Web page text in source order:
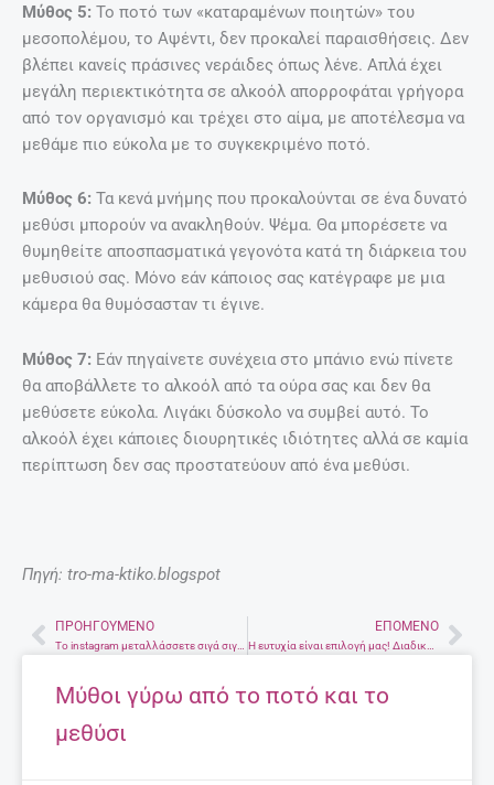
Μύθος 5: Το ποτό των «καταραμένων ποιητών» του
μεσοπολέμου, το Αψέντι, δεν προκαλεί παραισθήσεις. Δεν
βλέπει κανείς πράσινες νεράιδες όπως λένε. Απλά έχει
μεγάλη περιεκτικότητα σε αλκοόλ απορροφάται γρήγορα
από τον οργανισμό και τρέχει στο αίμα, με αποτέλεσμα να
μεθάμε πιο εύκολα με το συγκεκριμένο ποτό.
Μύθος 6: Τα κενά μνήμης που προκαλούνται σε ένα δυνατό
μεθύσι μπορούν να ανακληθούν. Ψέμα. Θα μπορέσετε να
θυμηθείτε αποσπασματικά γεγονότα κατά τη διάρκεια του
μεθυσιού σας. Μόνο εάν κάποιος σας κατέγραφε με μια
κάμερα θα θυμόσασταν τι έγινε.
Μύθος 7: Εάν πηγαίνετε συνέχεια στο μπάνιο ενώ πίνετε
θα αποβάλλετε το αλκοόλ από τα ούρα σας και δεν θα
μεθύσετε εύκολα. Λιγάκι δύσκολο να συμβεί αυτό. Το
αλκοόλ έχει κάποιες διουρητικές ιδιότητες αλλά σε καμία
περίπτωση δεν σας προστατεύουν από ένα μεθύσι.
Πηγή: tro-ma-ktiko.blogspot
Prev
ΠΡΟΗΓΟΎΜΕΝΟ ΕΠΌΜΕΝΟ
Μύθοι γύρω από το ποτό και το
μεθύσι